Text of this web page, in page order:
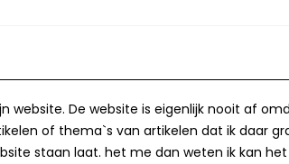
website. De website is eigenlijk nooit af
of thema`s van artikelen dat ik daar
staan laat. het me dan weten ik kan